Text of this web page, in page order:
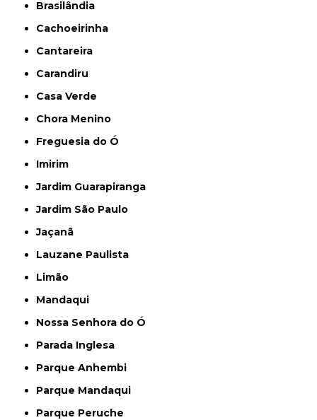
Brasilândia
Cachoeirinha
Cantareira
Carandiru
Casa Verde
Chora Menino
Freguesia do Ó
Imirim
Jardim Guarapiranga
Jardim São Paulo
Jaçanã
Lauzane Paulista
Limão
Mandaqui
Nossa Senhora do Ó
Parada Inglesa
Parque Anhembi
Parque Mandaqui
Parque Peruche